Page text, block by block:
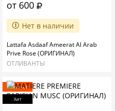
от 600
Нет в наличии
Lattafa Asdaaf Ameerat Al Arab
Prive Rose (OРИГИНАЛ)
ОТЛИВАНТЫ
Новинка
Хит